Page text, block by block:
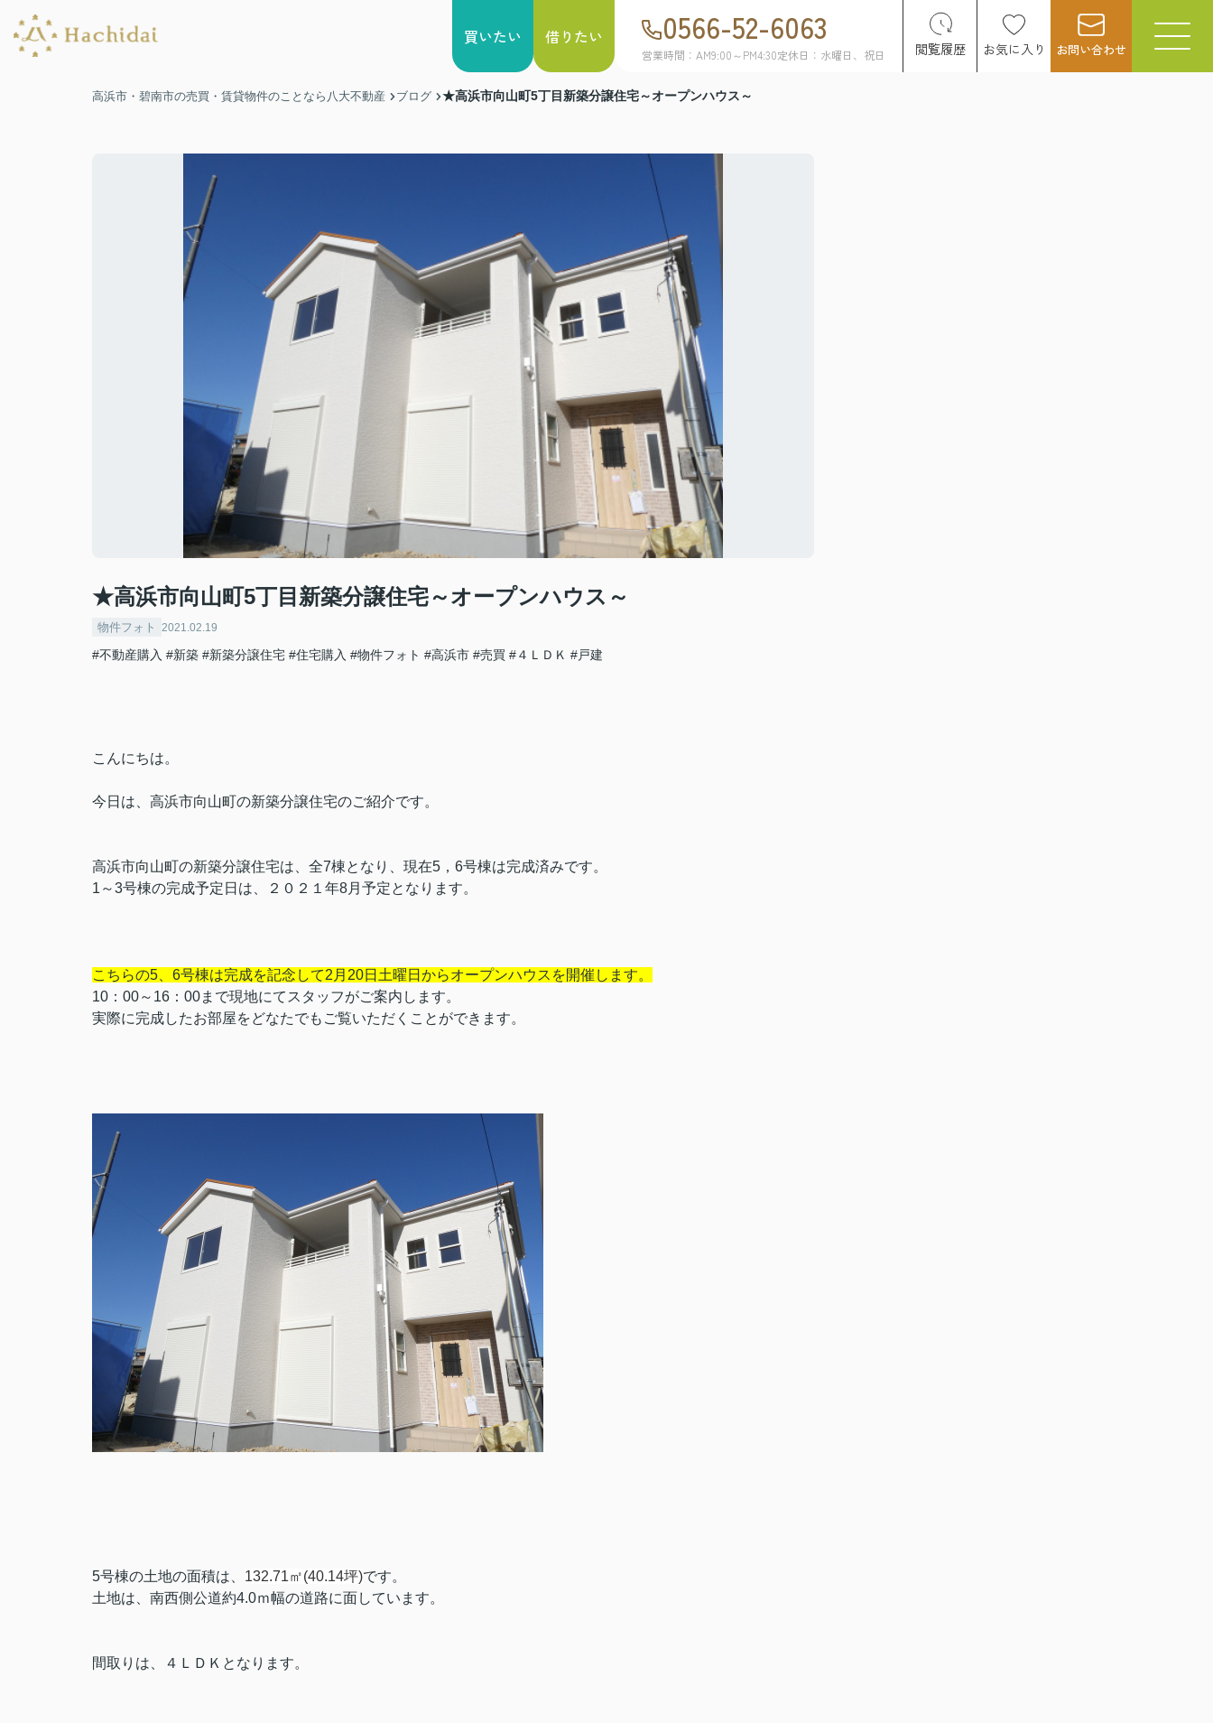
買いたい 借りたい 0566-52-6063
営業時間：AM9:00～PM4:30定休日：水曜日、祝日 閲覧履歴 お気に入り お問い合わせ
高浜市・碧南市の売買・賃貸物件のことなら八大不動産 ブログ ★高浜市向山町5丁目新築分譲住宅～オープンハウス～
★高浜市向山町5丁目新築分譲住宅～オープンハウス～
物件フォト 2021.02.19
#不動産購入 #新築 #新築分譲住宅 #住宅購入 #物件フォト #高浜市 #売買 #４ＬＤＫ #戸建
こんにちは。
今日は、高浜市向山町の新築分譲住宅のご紹介です。
高浜市向山町の新築分譲住宅は、全7棟となり、現在5，6号棟は完成済みです。
1～3号棟の完成予定日は、２０２１年8月予定となります。
こちらの5、6号棟は完成を記念して2月20日土曜日からオープンハウスを開催します。
10：00～16：00まで現地にてスタッフがご案内します。
実際に完成したお部屋をどなたでもご覧いただくことができます。
5号棟の土地の面積は、 132.71㎡(40.14坪)です。
土地は、南西側公道約4.0ｍ幅の道路に面しています。
間取りは、４ＬＤＫとなります。